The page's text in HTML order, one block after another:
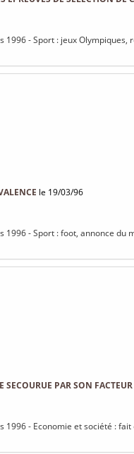
1996 - Sport : jeux
le 19/03/96
1996 - Sport : foot, annonce du
SECOURUE PAR SON FACTEUR
1996 - Economie et société :